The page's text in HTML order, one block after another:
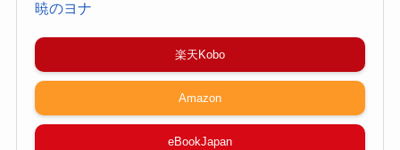
暁のヨナ
楽天Kobo
Amazon
eBookJapan